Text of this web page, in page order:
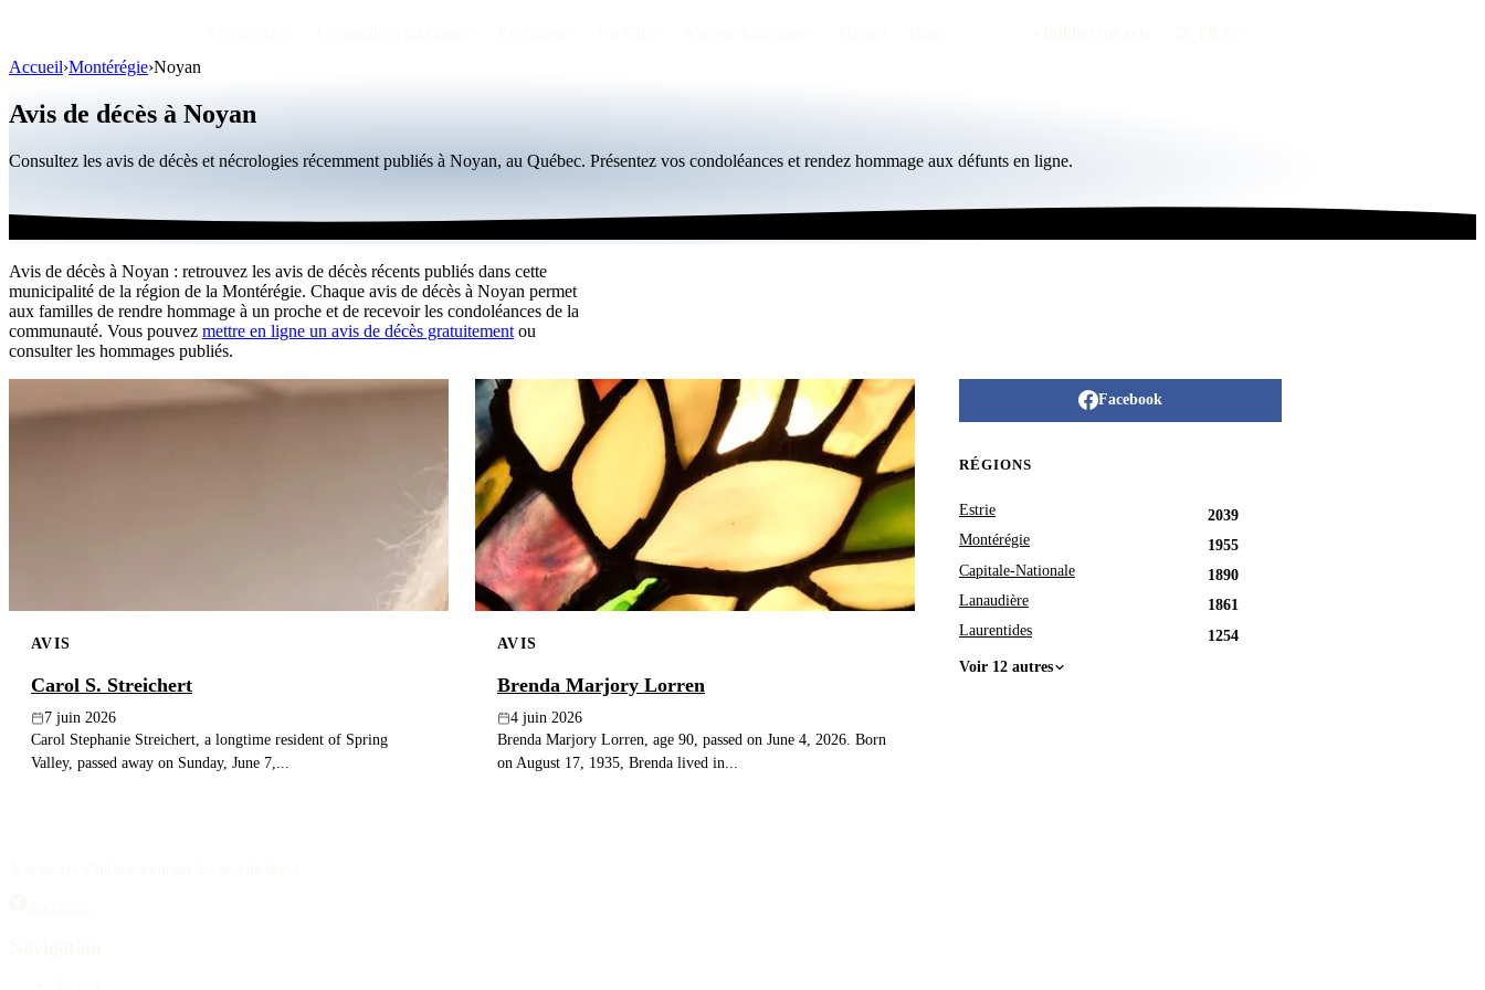
Accueil›Montérégie›Noyan
Avis de décès à Noyan
Consultez les avis de décès et nécrologies récemment publiés à Noyan, au Québec. Présentez vos condoléances et rendez hommage aux défunts en ligne.
Avis de décès à Noyan : retrouvez les avis de décès récents publiés dans cette
municipalité de la région de la Montérégie. Chaque avis de décès à Noyan permet
aux familles de rendre hommage à un proche et de recevoir les condoléances de la
communauté. Vous pouvez mettre en ligne un avis de décès gratuitement ou
consulter les hommages publiés.
AVIS
Carol S. Streichert
7 juin 2026
Carol Stephanie Streichert, a longtime resident of Spring
Valley, passed away on Sunday, June 7,...
AVIS
Brenda Marjory Lorren
4 juin 2026
Brenda Marjory Lorren, age 90, passed on June 4, 2026. Born
on August 17, 1935, Brenda lived in...
Facebook
RÉGIONS
Estrie
2039
Montérégie
1955
Capitale-Nationale
1890
Lanaudière
1861
Laurentides
1254
Voir 12 autres